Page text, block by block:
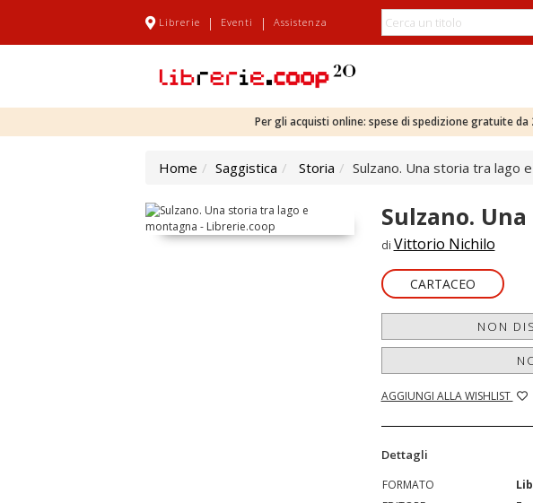
Librerie | Eventi | Assistenza
Per gli acquisti online: spese di spedizione gratuite
Home Saggistica Storia Sulzano. Una storia tra lago
Sulzano.
di Vittorio Nichilo
CARTACEO
NON
AGGIUNGI ALLA WISHLIST
Dettagli
FORMATO